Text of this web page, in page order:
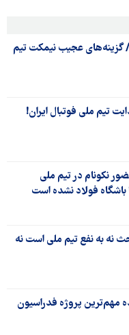
گزینه‌های عجیب نیمکت تیم
تیم ملی فوتبال ایران!
نکونام در تیم ملی
فولاد نشده است
نه به نفع تیم ملی است نه
مهم‌ترین پروژه فدراسیون